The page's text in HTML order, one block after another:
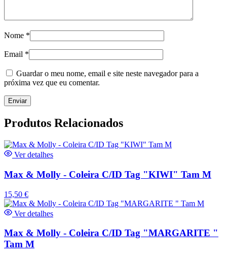
Nome *
Email *
Guardar o meu nome, email e site neste navegador para a
próxima vez que eu comentar.
Produtos Relacionados
Ver detalhes
Max & Molly - Coleira C/ID Tag "KIWI" Tam M
15,50 €
Ver detalhes
Max & Molly - Coleira C/ID Tag "MARGARITE "
Tam M